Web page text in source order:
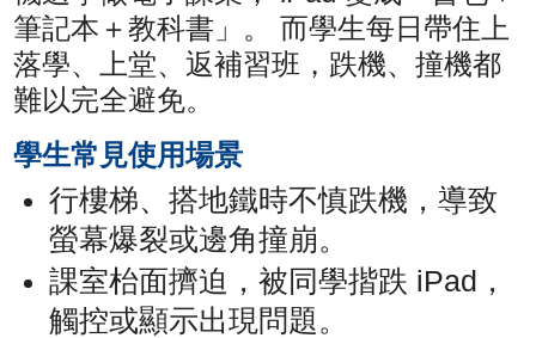
筆記本＋教科書」。 而學生每日帶住上
落學、上堂、返補習班，跌機、撞機都
難以完全避免。
學生常見使用場景
行樓梯、搭地鐵時不慎跌機，導致
螢幕爆裂或邊角撞崩。
課室枱面擠迫，被同學揩跌 iPad，
觸控或顯示出現問題。